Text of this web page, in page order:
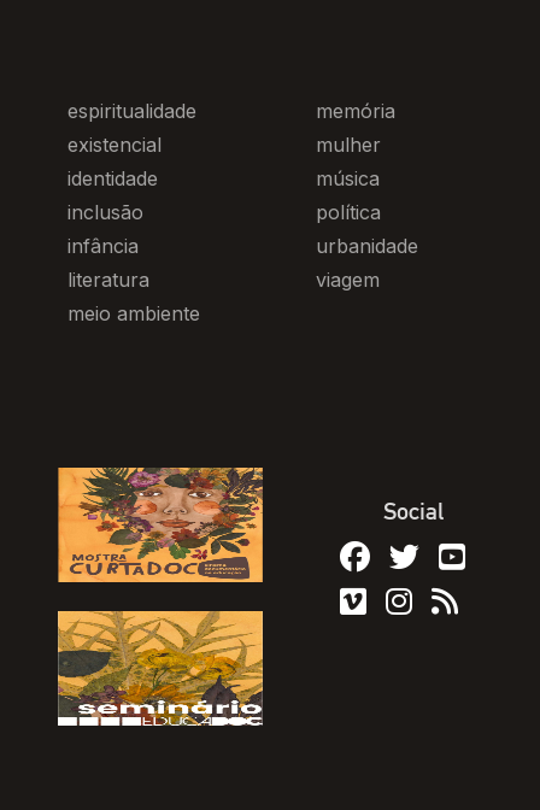
espiritualidade
existencial
identidade
inclusão
infância
literatura
meio ambiente
memória
mulher
música
política
urbanidade
viagem
Social